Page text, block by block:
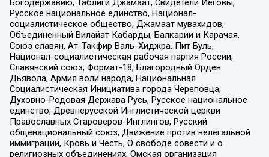
Богодержавию, Таблиги Джамаат, Свидетели Иеговы,
Русское национальное единство, Национал-
социалистическое общество, Джамаат мувахидов,
Объединенный Вилайат Кабарды, Балкарии и Карачая,
Союз славян, Ат-Такфир Валь-Хиджра, Пит Буль,
Национал-социалистическая рабочая партия России,
Славянский союз, Формат-18, Благородный Орден
Дьявола, Армия воли народа, Национальная
Социалистическая Инициатива города Череповца,
Духовно-Родовая Держава Русь, Русское национальное
единство, Древнерусской Инглистической церкви
Православных Староверов-Инглингов, Русский
общенациональный союз, Движение против нелегальной
иммиграции, Кровь и Честь, О свободе совести и о
религиозных объединениях, Омская организация